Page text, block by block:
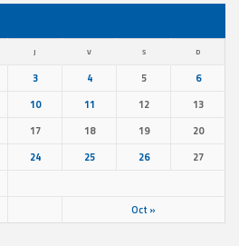
J V S D
Oct »
3 4 5
6
10 11 12
13
17 18 19
20
24 25 26
27